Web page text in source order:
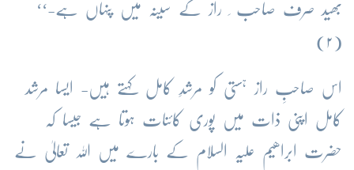
بھید صرف صاحب ِ راز کے سینہ میں پنہاں ہے-‘‘
(۲)
اس صاحبِ راز ہستی کو مرشدِ کامل کہتے ہیں- ایسا مرشد
کامل اپنی ذات میں پوری کائنات ہوتا ہے جیسا کہ
حضرت ابراھیم علیہ السلام کے بارے میں اللہ تعالیٰ نے